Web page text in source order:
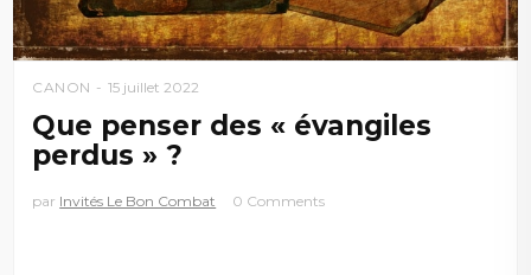
CANON 15 juillet 2022
Que penser des « évangiles
perdus » ?
par Invités Le Bon Combat 0 Comments